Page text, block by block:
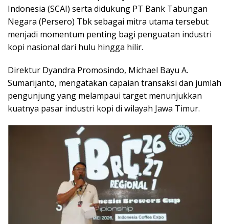
Indonesia (SCAI) serta didukung PT Bank Tabungan
Negara (Persero) Tbk sebagai mitra utama tersebut
menjadi momentum penting bagi penguatan industri
kopi nasional dari hulu hingga hilir.
Direktur Dyandra Promosindo, Michael Bayu A.
Sumarijanto, mengatakan capaian transaksi dan jumlah
pengunjung yang melampaui target menunjukkan
kuatnya pasar industri kopi di wilayah Jawa Timur.